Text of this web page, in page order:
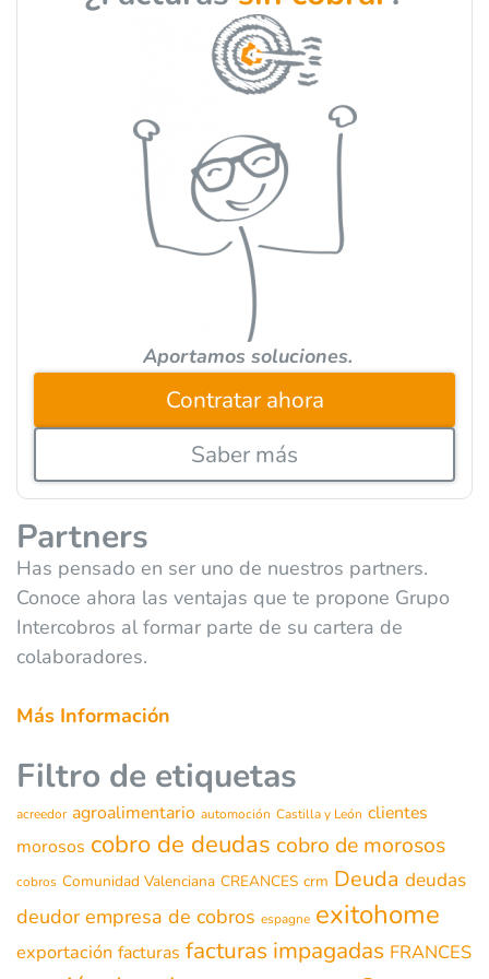
Aportamos soluciones.
Contratar ahora
Saber más
Partners
Has pensado en ser uno de nuestros partners.
Conoce ahora las ventajas que te propone Grupo
Intercobros al formar parte de su cartera de
colaboradores.
Más Información
Filtro de etiquetas
acreedor agroalimentario automoción Castilla y León clientes
morosos cobro de deudas cobro de morosos
cobros Comunidad Valenciana CREANCES crm Deuda deudas
deudor empresa de cobros espagne exitohome
exportación facturas facturas impagadas FRANCES